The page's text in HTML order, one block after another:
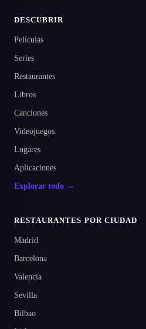
DESCUBRIR
Películas
Series
Restaurantes
Libros
Canciones
Videojuegos
Lugares
Aplicaciones
Explorar todo →
RESTAURANTES POR CIUDAD
Madrid
Barcelona
Valencia
Sevilla
Bilbao